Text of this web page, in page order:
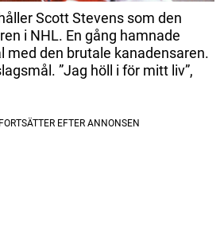
Scott Stevens som den
i NHL. En gång hamnade
med den brutale kanadensaren.
”Jag höll i för mitt liv”,